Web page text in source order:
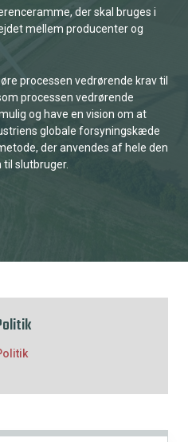
der skal bruges i
mellem producenter og
processen vedrørende krav til
processen vedrørende
og have en vision om at
globale forsyningskæde
der anvendes af hele den
slutbruger.